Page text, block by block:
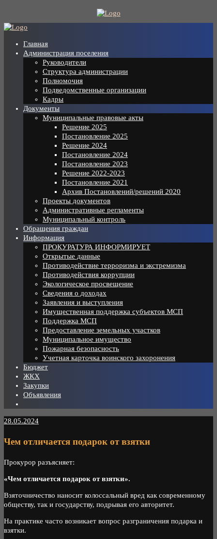
content
Главная
Администрация поселения
Руководители
Структура администрации
Полномочия
Подведомственные организации
Кадры
Документы
Муниципальные правовые акты
Решение 2025
Постановление 2025
Решение 2024
Постановление 2024
Постановление 2023
Решение 2022-2023
Постановление 2021
Архив Постановлений/решений 2020
Проекты документов
Административные регламенты
Муниципальный контроль
Обращения граждан
Информация
ПРОКУРАТУРА ИНФОРМИРУЕТ
Открытые данные
Противодействие терроризма и экстремизма
Противодействия коррупции
Экологическое просвещение
Сведения о доходах
Заявления и выступления
Имущественная поддержка субъектов МСП
Поддержка МСП
Предоставление земельных участков
Муниципальное имущество
Пожарная безопасность
Учетная карточка воинского захоронения
Бюджет
ЖКХ
Закупки
Объявления
28.05.2024
Чем отличается подарок от взятки
Прокурор разъясняет:
«Чем отличается подарок от взятки».
Взяточничество наносит колоссальный вред как современному
обществу, так и государству, подрывая его авторитет.
На практике часто возникает вопрос разграничения подарка и
взятки.